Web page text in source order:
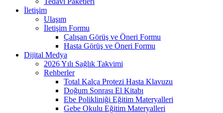
İletişim
Ulaşım
İletişim Formu
Çalışan Görüş ve Öneri Formu
Hasta Görüş ve Öneri Formu
Dijital Medya
2026 Yılı Sağlık Takvimi
Rehberler
Total Kalça Protezi Hasta Klavuzu
Doğum Sonrası El Kitabı
Ebe Polikliniği Eğitim Materyalleri
Gebe Okulu Eğitim Materyalleri